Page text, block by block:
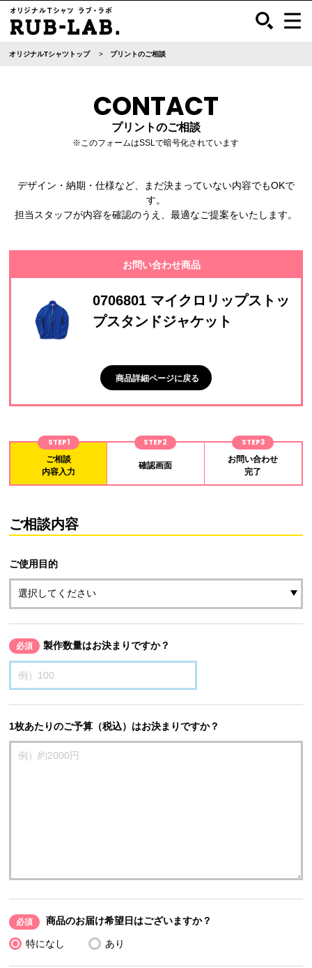
オリジナルTシャツトップ プリントのご相談
CONTACT
プリントのご相談
※このフォームはSSLで暗号化されています
デザイン・納期・仕様など、まだ決まっていない内容でもOKで
す。
担当スタッフが内容を確認のうえ、最適なご提案をいたします。
お問い合わせ商品
0706801 マイクロリップストッ
プスタンドジャケット
商品詳細ページに戻る
STEP1
ご相談
内容入力
STEP2
確認画面
STEP3
お問い合わせ
完了
ご相談内容
ご使用目的
必須 製作数量はお決まりですか？
1枚あたりのご予算（税込）はお決まりですか？
必須 商品のお届け希望日はございますか？
特になし あり